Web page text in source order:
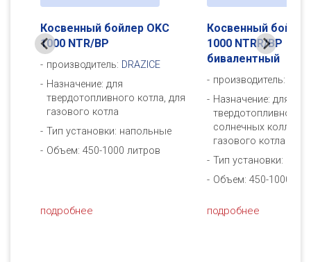
Косвенный бойлер OKC
1000 NTR/BP
производитель: DRAZICE
Назначение: для
твердотопливного котла, для
газового котла
Тип установки: напольные
Объем: 450-1000 литров
подробнее
Косвенный бойлер
1000 NTRR/BP
бивалентный
производитель:
Назначение: для
твердотопливного
солнечных
газового котла
Тип установки:
Объем: 450-1000
подробнее